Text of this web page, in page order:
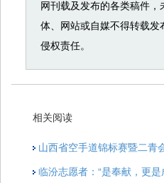
网刊载及发布的各类稿件
体、网站或自媒不得转载
侵权责任。
相关阅读
山西省空手道锦标赛暨二青
临汾志愿者：“是奉献，更是